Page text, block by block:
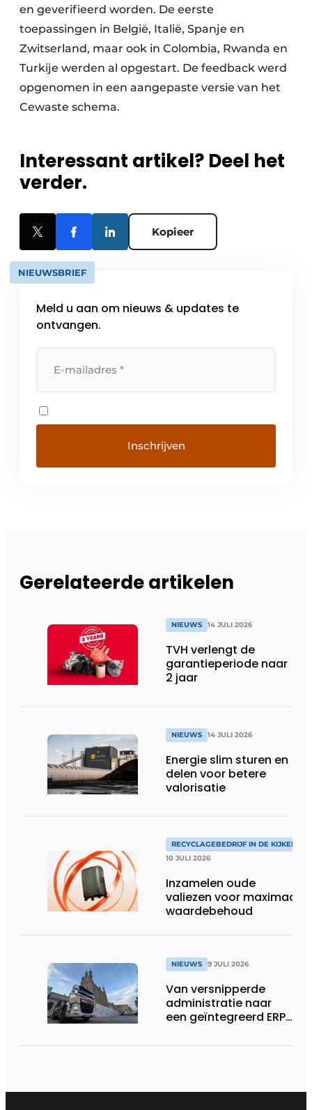
en geverifieerd worden. De eerste
toepassingen in België, Italië, Spanje en
Zwitserland, maar ook in Colombia, Rwanda en
Turkije werden al opgestart. De feedback werd
opgenomen in een aangepaste versie van het
Cewaste schema.
Interessant artikel? Deel het
verder.
Kopieer
NIEUWSBRIEF
Meld u aan om nieuws & updates te
ontvangen.
Gerelateerde artikelen
NIEUWS 14 JULI 2026
TVH verlengt de
garantieperiode naar
2 jaar
NIEUWS 14 JULI 2026
Energie slim sturen en
delen voor betere
valorisatie
RECYCLAGEBEDRIJF IN DE KIJKER
10 JULI 2026
Inzamelen oude
valiezen voor maximaal
waardebehoud
NIEUWS 9 JULI 2026
Van versnipperde
administratie naar
een geïntegreerd ERP-